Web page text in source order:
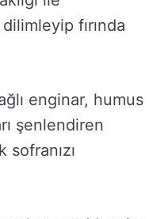
fırında
enginar, humus
şenlendiren